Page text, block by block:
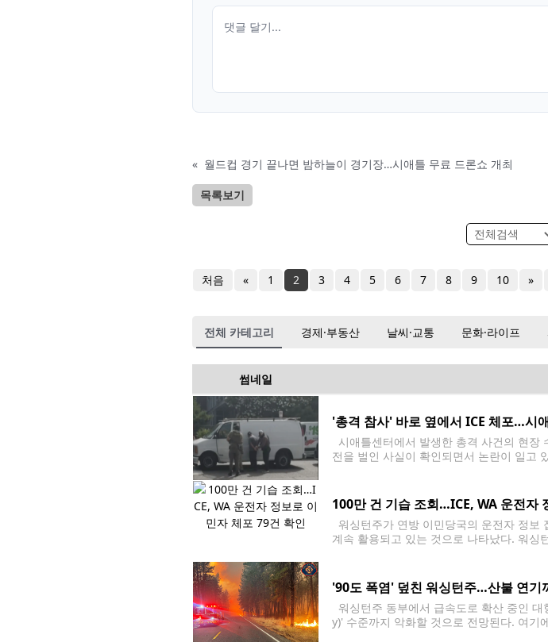
« 월드컵 경기 끝나면 밤하늘이 경기장…시애틀 무료 드론쇼 개최
목록보기
처음 « 1 2 3 4 5 6 7 8 9 10 »
전체 카테고리 경제·부동산 날씨·교통 문화·라이프
썸네일
'총격 참사' 바로 옆에서 ICE 체포…시
시애틀센터에서 발생한 총격 사건의 현장
전을 벌인 사실이 확인되면서 논란이 일고
100만 건 기습 조회…ICE, WA 운전자
워싱턴주가 연방 이민당국의 운전자 정보
계속 활용되고 있는 것으로 나타났다. 워
'90도 폭염' 덮친 워싱턴주…산불 연기
워싱턴주 동부에서 급속도로 확산 중인
y)' 수준까지 악화할 것으로 전망된다. 여기